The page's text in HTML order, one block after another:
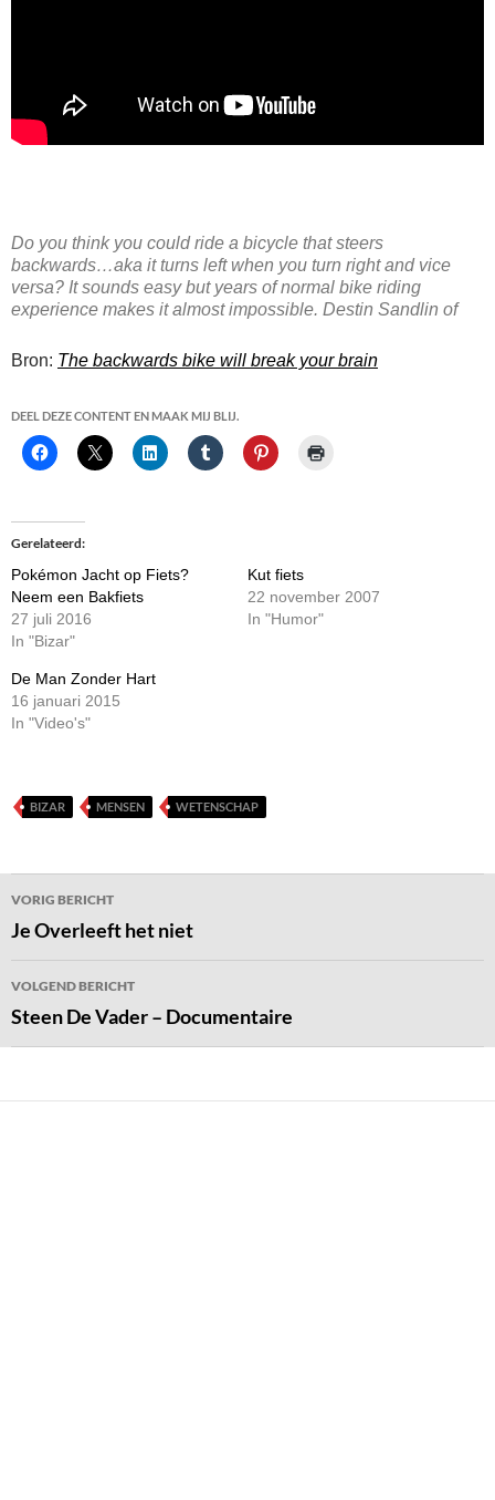
Do you think you could ride a bicycle that steers
backwards…aka it turns left when you turn right and vice
versa? It sounds easy but years of normal bike riding
experience makes it almost impossible. Destin Sandlin of
Bron: The backwards bike will break your brain
DEEL DEZE CONTENT EN MAAK MIJ BLIJ.
Gerelateerd
Pokémon Jacht op Fiets?
Neem een Bakfiets
27 juli 2016
In "Bizar"
Kut fiets
22 november 2007
In "Humor"
De Man Zonder Hart
16 januari 2015
In "Video's"
BIZAR MENSEN WETENSCHAP
Bericht
navigatie
VORIG BERICHT
Je Overleeft het niet
VOLGEND BERICHT
Steen De Vader – Documentaire